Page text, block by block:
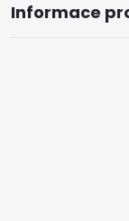
Informace